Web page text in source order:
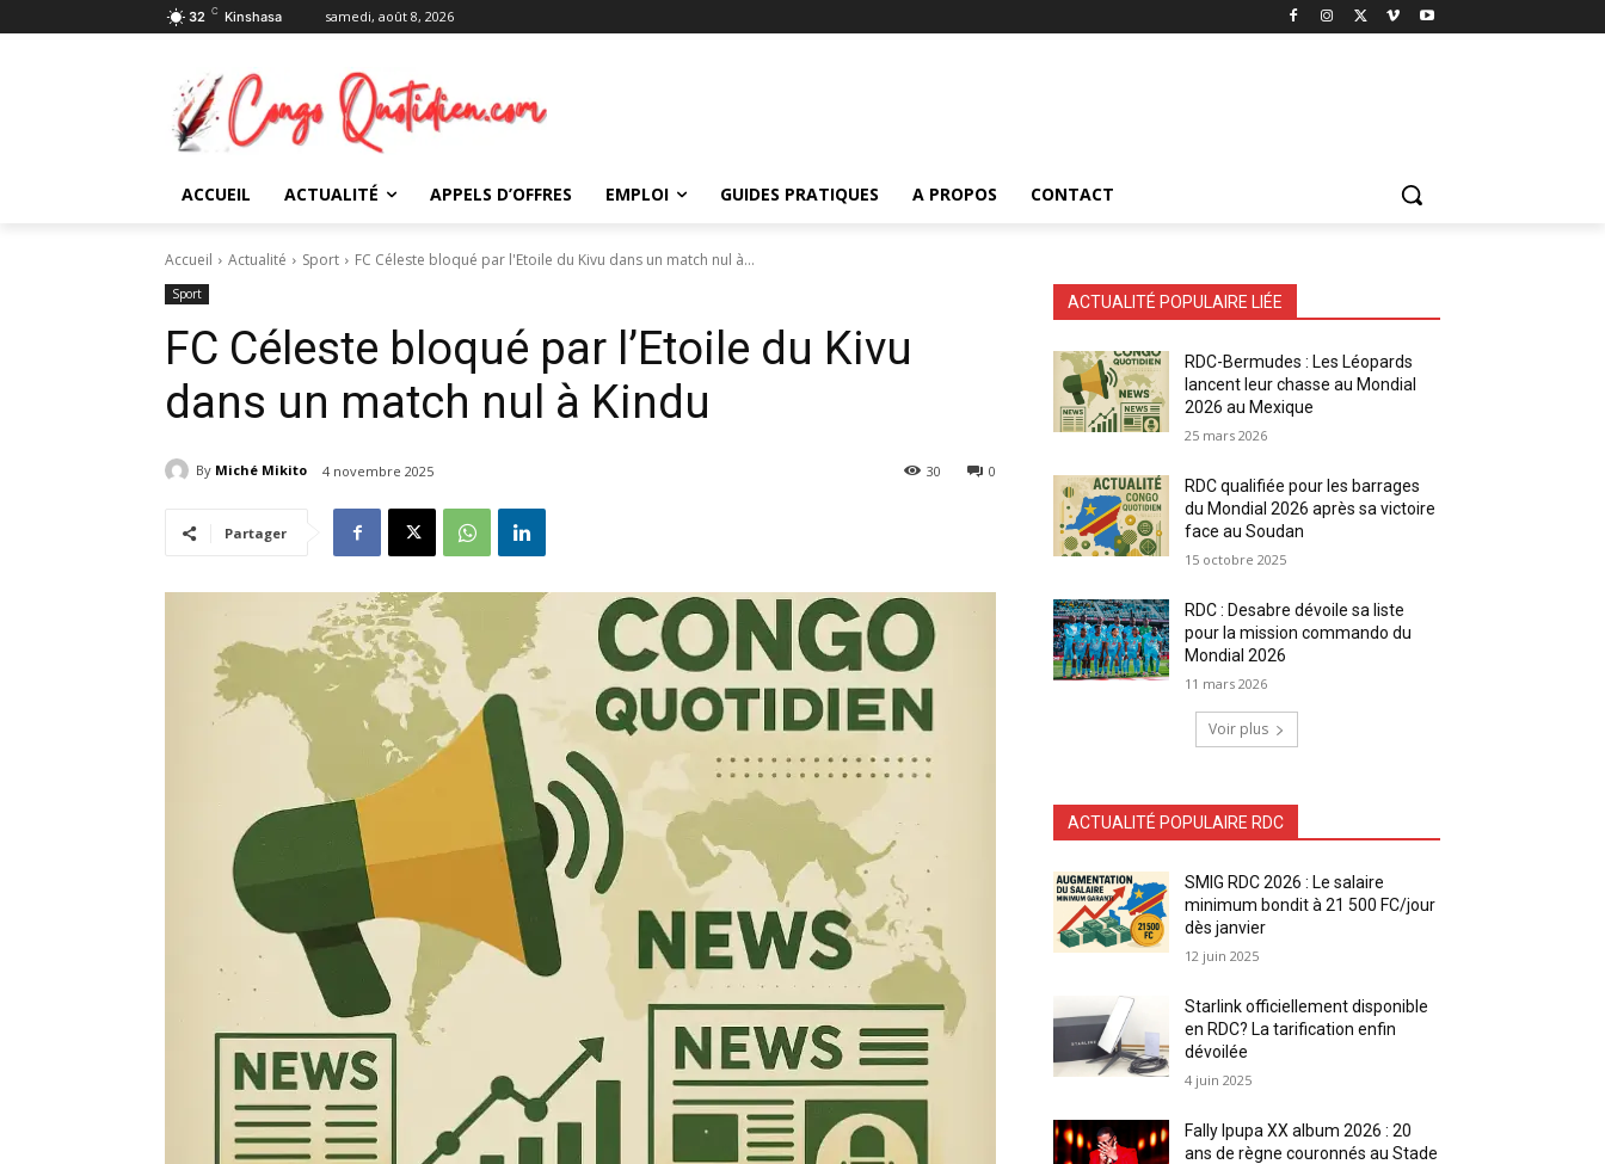
32 C Kinshasa samedi, août 8, 2026
ACCUEIL ACTUALITÉ APPELS D’OFFRES EMPLOI GUIDES PRATIQUES A PROPOS CONTACT
Accueil Actualité Sport FC Céleste bloqué par l'Etoile du Kivu dans un match nul à...
Sport
FC Céleste bloqué par l’Etoile du Kivu
dans un match nul à Kindu
By Miché Mikito 4 novembre 2025 0
30
Partager
ACTUALITÉ POPULAIRE LIÉE
RDC-Bermudes : Les Léopards
lancent leur chasse au Mondial
2026 au Mexique
25 mars 2026
RDC qualifiée pour les barrages
du Mondial 2026 après sa victoire
face au Soudan
15 octobre 2025
RDC : Desabre dévoile sa liste
pour la mission commando du
Mondial 2026
11 mars 2026
Voir plus
ACTUALITÉ POPULAIRE RDC
SMIG RDC 2026 : Le salaire
minimum bondit à 21 500 FC/jour
dès janvier
12 juin 2025
Starlink officiellement disponible
en RDC? La tarification enfin
dévoilée
4 juin 2025
Fally Ipupa XX album 2026 : 20
ans de règne couronnés au Stade